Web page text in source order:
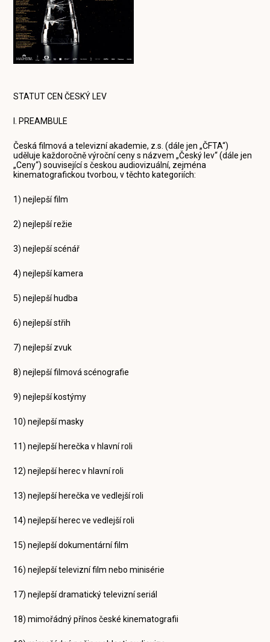
STATUT CEN ČESKÝ LEV
I. PREAMBULE
Česká filmová a televizní akademie, z.s. (dále jen „ČFTA“)
uděluje každoročně výroční ceny s názvem „Český lev“ (dále jen
„Ceny“) související s českou audiovizuální, zejména
kinematografickou tvorbou, v těchto kategoriích:
1) nejlepší film
2) nejlepší režie
3) nejlepší scénář
4) nejlepší kamera
5) nejlepší hudba
6) nejlepší střih
7) nejlepší zvuk
8) nejlepší filmová scénografie
9) nejlepší kostýmy
10) nejlepší masky
11) nejlepší herečka v hlavní roli
12) nejlepší herec v hlavní roli
13) nejlepší herečka ve vedlejší roli
14) nejlepší herec ve vedlejší roli
15) nejlepší dokumentární film
16) nejlepší televizní film nebo minisérie
17) nejlepší dramatický televizní seriál
18) mimořádný přínos české kinematografii